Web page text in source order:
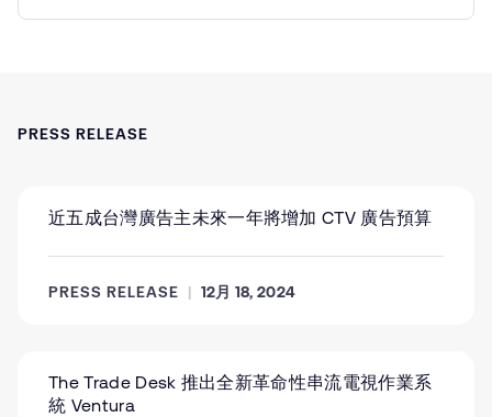
PRESS RELEASE
近五成台灣廣告主未來一年將增加 CTV 廣告預算
PRESS RELEASE 12月 18, 2024
The Trade Desk 推出全新革命性串流電視作業系
統 Ventura